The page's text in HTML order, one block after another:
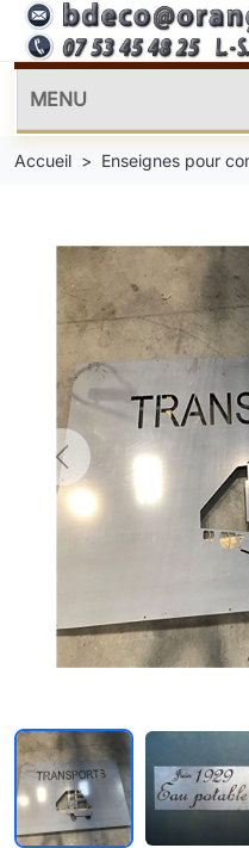
MENU
Accueil Enseignes pour
Previous